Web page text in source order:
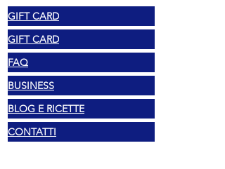
GIFT CARD
GIFT CARD
FAQ
BUSINESS
BLOG E RICETTE
CONTATTI